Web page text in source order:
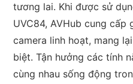
tương lai. Khi được sử
UVC84, AVHub cung cấp
camera linh hoạt, mang
biệt. Tận hưởng các tính
cùng nhau sống động